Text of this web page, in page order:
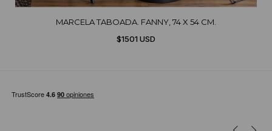
MARCELA TABOADA. FANNY, 74 X 54 CM.
$1501 USD